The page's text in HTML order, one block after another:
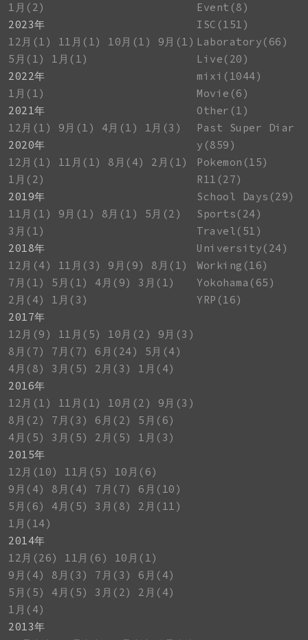
1月(2)
2023年
12月(1)
11月(1) 10月(1)
9月(1)
5月(1)
1月(1)
2022年
1月(1)
2021年
12月(1)
9月(1) 4月(1)
1月(3)
2020年
12月(1)
11月(1) 8月(4)
2月(1)
1月(2)
2019年
11月(1)
9月(1) 8月(1)
5月(2)
3月(1)
2018年
12月(4)
11月(3) 9月(9)
8月(1)
7月(1)
5月(1) 4月(9)
3月(1)
2月(4)
1月(3)
2017年
12月(9)
11月(5) 10月(2)
9月(3)
8月(7)
7月(7) 6月(24)
5月(4)
4月(8)
3月(5) 2月(3)
1月(4)
2016年
12月(1)
11月(1) 10月(2)
9月(3)
8月(2)
7月(3) 6月(2)
5月(6)
4月(5)
3月(5) 2月(5)
1月(3)
2015年
12月(10)
11月(5)
10月(6)
9月(4)
8月(4) 7月(7)
6月(10)
5月(6)
4月(5) 3月(8)
2月(11)
1月(14)
2014年
12月(26)
11月(6)
10月(1)
9月(4)
8月(3) 7月(3)
6月(4)
5月(5)
4月(5) 3月(2)
2月(4)
1月(4)
2013年
Event(8)
ISC(151)
Laboratory(66)
Live(20)
mixi(1044)
Movie(6)
Other(1)
Past Super Diar
y(859)
Pokemon(15)
R11(27)
School Days(29)
Sports(24)
Travel(51)
University(24)
Working(16)
Yokohama(65)
YRP(16)